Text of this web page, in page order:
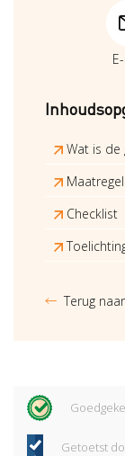
Wat is de
Checklist
Terug
Getoetst